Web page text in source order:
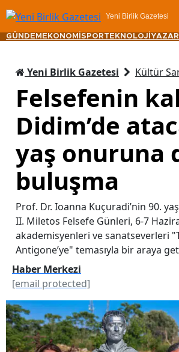
Yeni Birlik Gazetesi
GÜNDEM EKONOMİ SPORTEKNOLOJİ
Yeni Birlik Gazetesi Kültür
Felsefenin
Didim’de
yaş onuruna
buluşma
Prof. Dr. Ioanna Kuçuradi’nin 90.
II. Miletos Felsefe Günleri, 6-7
akademisyenleri ve sanatseverleri
Antigone’ye" temasıyla bir araya
Haber Merkezi
[email protected]